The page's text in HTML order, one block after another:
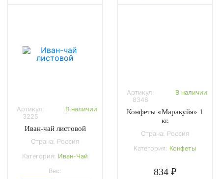
Артикул:
3225
В наличии
Иван-чай листовой
Страна: Россия
Категория: Иван-Чай
Вес:
Артикул:
8348
В наличии
Конфеты «Маракуйя» 1
кг.
Страна: Россия
Категория: Конфеты
834 ₽